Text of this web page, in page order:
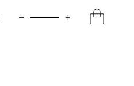
– +